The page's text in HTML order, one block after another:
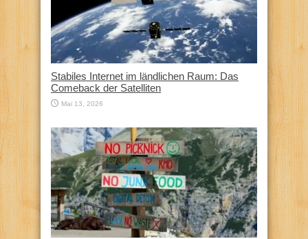
Stabiles Internet im ländlichen Raum: Das
Comeback der Satelliten
Mai 13, 2026